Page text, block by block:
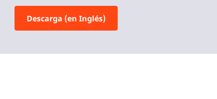
Descarga (en Inglés)